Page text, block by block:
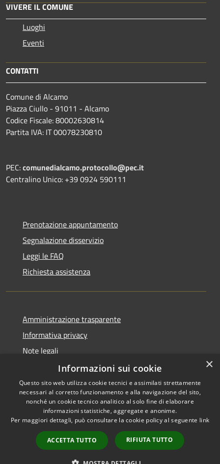
VIVERE IL COMUNE
Luoghi
Eventi
CONTATTI
Comune di Alcamo
Piazza Ciullo - 91011 - Alcamo
Codice Fiscale: 80002630814
Partita IVA: IT 00078230810
PEC:comunedialcamo.protocollo@pec.it
Centralino Unico: +39 0924 590111
Prenotazione appuntamento
Segnalazione disservizio
Leggi le FAQ
Richiesta assistenza
Amministrazione trasparente
Informativa privacy
Note legali
Dichiarazione di accessibilità
RSS
Accessibilità
Copyright © 2026 • Comune di
Alcamo • Powered by
Municipium•
Accesso
redazione
×
Informazioni sui cookie
Questo sito web utilizza cookie tecnici e assimilati strettamente
necessari al corretto funzionamento e alla navigazione del sito,
nonché un cookie tecnico analitico al solo fine di elaborare
informazioni statistiche, aggregate e anonime.
Per maggiori dettagli, può consultare la cookie policy al seguente link
ACCETTA TUTTO RIFIUTA TUTTO